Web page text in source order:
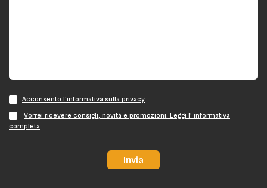
Acconsento l'informativa sulla privacy
Vorrei ricevere consigli, novità e promozioni. Leggi l' informativa
completa
Invia